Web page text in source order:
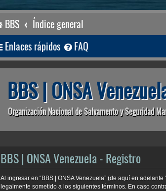
BBS Índice general
Enlaces rápidos FAQ
BBS | ONSA
Organización Nacional de Salvamento y Seguridad
BBS | ONSA Venezuela - Registro
Al ingresar en “BBS | ONSA Venezuela” (de aquí en adelante
legalmente sometido a los siguientes términos. En caso